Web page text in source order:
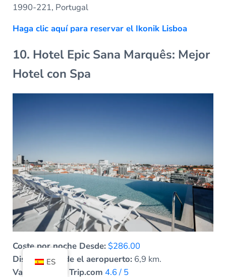
1990-221, Portugal
Haga clic aquí para reservar el Ikonik Lisboa
10. Hotel Epic Sana Marquês: Mejor
Hotel con Spa
Coste por noche Desde: $286.00
Distancia desde el aeropuerto:6,9 km.
Valoración de Trip.com 4.6 / 5
ES